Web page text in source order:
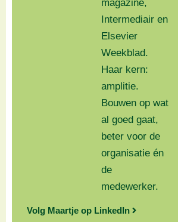
magazine,
Intermediair en
Elsevier
Weekblad.
Haar kern:
amplitie.
Bouwen op wat
al goed gaat,
beter voor de
organisatie én
de
medewerker.
Volg Maartje op LinkedIn